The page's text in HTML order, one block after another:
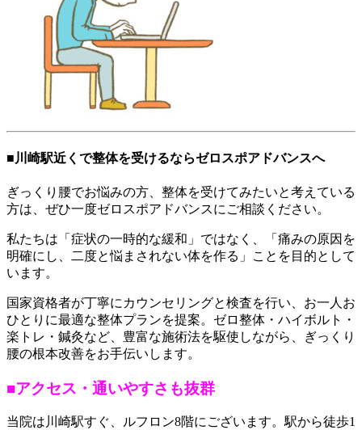
■川崎駅近くで整体を受けるならゼロスポアドバンスへ
ぎっくり腰でお悩みの方、整体を受けてみたいと考えている
方は、ぜひ一度ゼロスポアドバンスにご相談ください。
私たちは「症状の一時的な緩和」ではなく、「痛みの原因を
明確にし、二度と悩まされない体を作る」ことを目的として
います。
国家資格者が丁寧にカウンセリングと検査を行い、お一人お
ひとりに最適な整体プランを提案。ゼロ整体・ハイボルト・
楽トレ・鍼灸など、豊富な施術法を駆使しながら、ぎっくり
腰の根本改善をお手伝いします。
■アクセス・通いやすさも抜群
当院は川崎駅すぐ、ルフロン8階にございます。駅から徒歩1